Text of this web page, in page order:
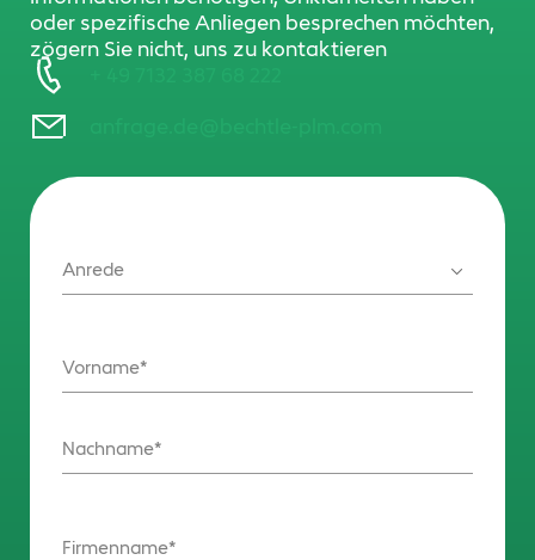
oder spezifische Anliegen besprechen möchten,
zögern Sie nicht, uns zu kontaktieren
Anrede
Vorname
Nachname
Firmenname